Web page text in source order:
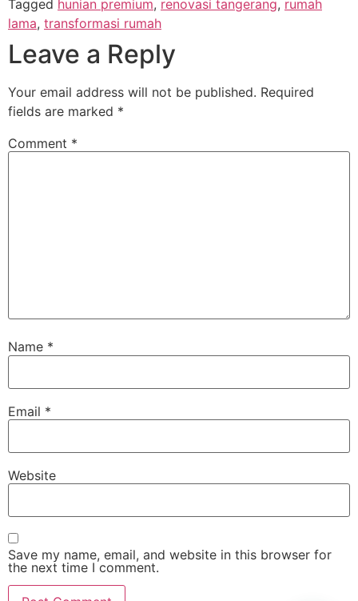
Tagged hunian premium, renovasi tangerang, rumah
lama, transformasi rumah
Leave a Reply
Your email address will not be published. Required
fields are marked *
Comment *
Name *
Email *
Website
Save my name, email, and website in this browser for
the next time I comment.